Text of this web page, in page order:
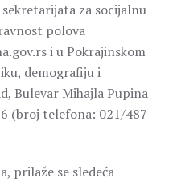
za socijalnu
polova
i u Pokrajinskom
demografiju i
Bulevar Mihajla Pupina
(broj telefona: 021/487-
prilaže se sledeća